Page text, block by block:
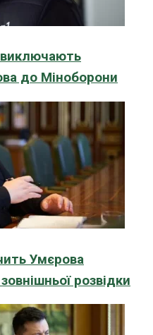
виключають
до Міноборони
Умєрова
розвідки